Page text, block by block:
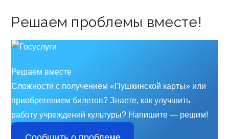
Решаем проблемы вместе!
Решаем вместе
Сложности с получением «Пушкинской карты» или
приобретением билетов? Знаете, как улучшить
работу учреждений культуры? Напишите — решим!